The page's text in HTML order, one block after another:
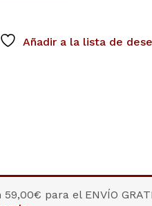
Añadir a la lista de
59,00€ para el ENVÍO